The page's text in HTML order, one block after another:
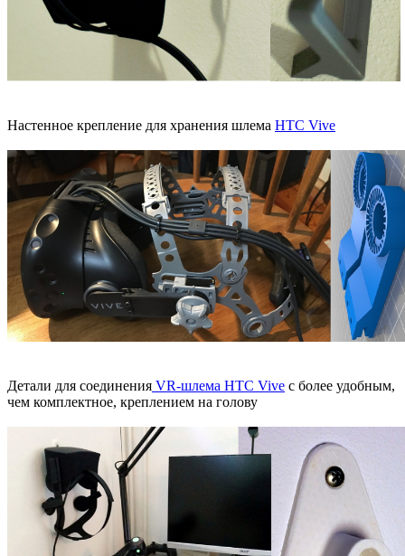
Настенное крепление для хранения шлема HTC Vive
Детали для соединения VR-шлема HTC Vive с более удобным,
чем комплектное, креплением на голову